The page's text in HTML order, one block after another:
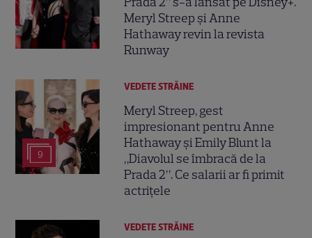
Meryl Streep și Anne
Hathaway revin la revista
Runway
9
VEDETE STRĂINE
Meryl Streep, gest
impresionant pentru Anne
Hathaway și Emily Blunt la
„Diavolul se îmbracă de la
Prada 2”. Ce salarii ar fi primit
actrițele
VEDETE STRĂINE